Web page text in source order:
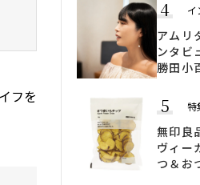
フを
「
4 イ
アムリ
ンタビ
勝田小
に変わ
哲学
5 特
無印良
ヴィー
つ＆お